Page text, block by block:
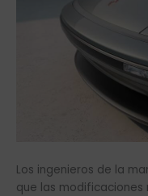
Los ingenieros de la
que las